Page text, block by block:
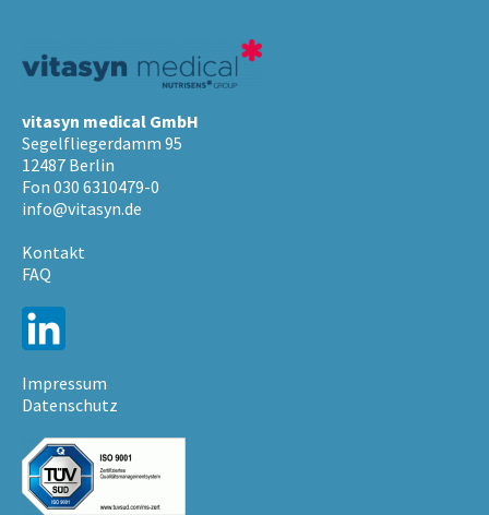
vitasyn medical GmbH
Segelfliegerdamm 95
12487 Berlin
Fon 030 6310479-0
info@vitasyn.de
Kontakt
FAQ
Impressum
Datenschutz